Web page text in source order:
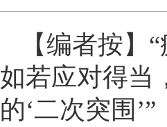
【编者按
如若应对得当
的‘二次突围